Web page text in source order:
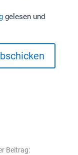
gelesen und
Beitrag: